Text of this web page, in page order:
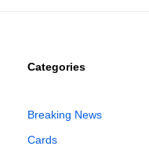
Categories
Breaking News
Cards